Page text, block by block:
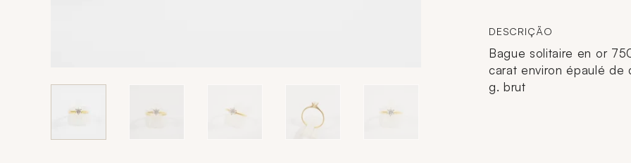
DESCRIÇÃO
Bague solitaire en or
carat environ épaulé de
g. brut